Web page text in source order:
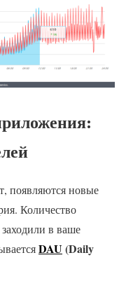
появляются новые
Количество
в ваше
DAU(Daily